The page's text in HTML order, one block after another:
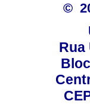
©
Rua